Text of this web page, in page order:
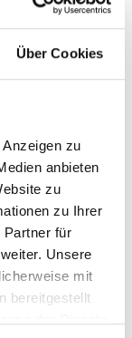
Über Cookies
zu
anbieten
zu
zu Ihrer
Partner für
Unsere
mit
bereitgestellt